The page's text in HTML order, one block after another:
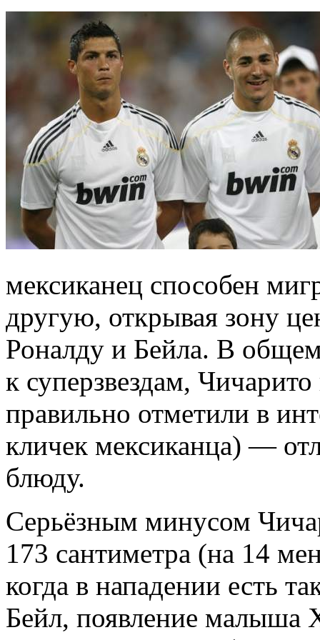
мексиканец способен
другую, открывая зону
Роналду и Бейла. В
к суперзвездам,
правильно отметили в
кличек мексиканца) —
блюду.
Серьёзным минусом
173 сантиметра (на 14
когда в нападении есть
Бейл, появление малыша